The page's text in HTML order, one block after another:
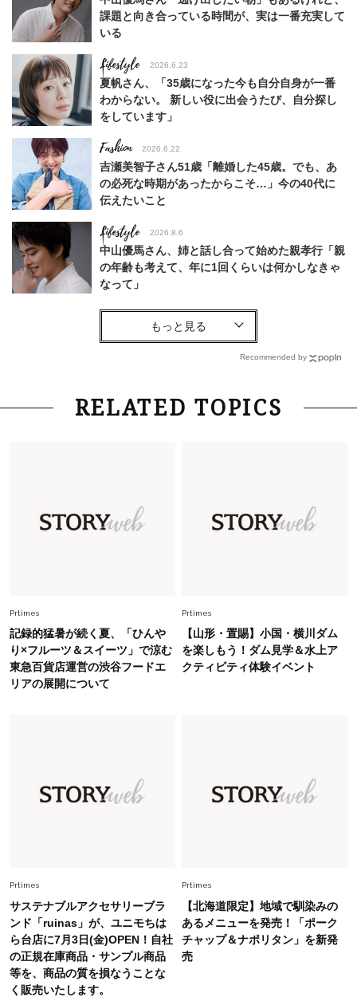
課題と向き合っている時間が、実は一番充実して
いる
Lifestyle 2026.6.23
夏帆さん、「35歳になった今も自分自身が一番
わからない。 新しい役に出会うたび、自分探し
をしています」
Fashion 2026.6.22
吉瀬美智子さん51歳「離婚した45歳。でも、あ
の必死な時期があったからこそ…」今の40代に
伝えたいこと
Lifestyle 2026.8.6
中山優馬さん、姉と話し合って始めた親孝行「親
の年齢も考えて、年に1回くらいは何かしなきゃ
なって」
Lifestyle
「お若いですね」は褒め言葉？“若い＝美しい”と
Lifestyle 2026.8.6
26年夏の【開運アクション】は”ひと拭き”習
を育み中「理想の暮らしよりも今の心地よさを選
んだ」
Fashion 2026.7.16
白黒でもこんなに華やぐ！40代、夏の「甘めト
ップス×パンツ」コーデ〈3選〉
Fashion 2026.5.29
今、40代の「メガネ＆サングラス」のトレンド
に更新あり！“黒ぶち以外”が新定番に
Fashion
Recommended by
RELATED TOPICS
Prtimes
記録的猛暑が続く夏、「ひんや
り×フルーツ＆スイーツ」で涼む
東急百貨店運営の渋谷フードエ
リアの展開について
Prtimes
【山形・置賜】小国・横川ダム
を楽しもう！ダム見学＆水上ア
クティビティ体験イベント
Prtimes
サステナブルアクセサリーブラ
ンド「ruinas」が、ユニモちは
ら台店に7月3日(金)OPEN！自社
の正規在庫商品・サンプル商品
等を、商品の質を損なうことな
く販売いたします。
Prtimes
【北海道限定】地域で馴染みの
あるメニューを発売！「ポーク
チャップ＆ナポリタン」を新発
売